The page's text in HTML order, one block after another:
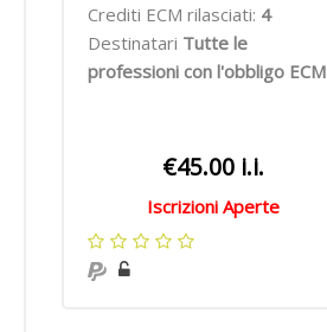
Crediti ECM rilasciati: 4
Destinatari Tutte le
professioni con l'obbligo ECM
€45.00 i.i.
Iscrizioni Aperte